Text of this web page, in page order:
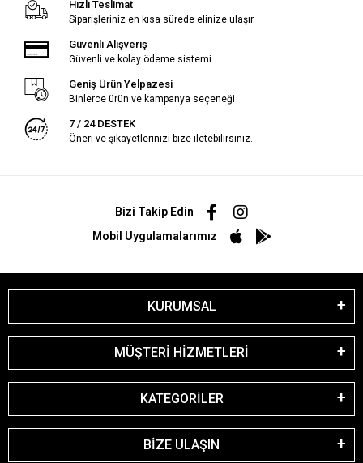
Hızlı Teslimat
Siparişleriniz en kısa sürede elinize ulaşır.
Güvenli Alışveriş
Güvenli ve kolay ödeme sistemi
Geniş Ürün Yelpazesi
Binlerce ürün ve kampanya seçeneği
7 / 24 DESTEK
Öneri ve şikayetlerinizi bize iletebilirsiniz.
Bizi Takip Edin
Mobil Uygulamalarımız
KURUMSAL
MÜŞTERİ HİZMETLERİ
KATEGORİLER
BİZE ULAŞIN